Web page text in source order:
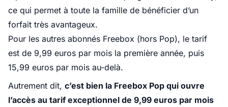
ce qui permet à toute la famille de bénéficier d’un
forfait très avantageux.
Pour les autres abonnés Freebox (hors Pop), le tarif
est de 9,99 euros par mois la première année, puis
15,99 euros par mois au-delà.
Autrement dit, c’est bien la Freebox Pop qui ouvre
l’accès au tarif exceptionnel de 9,99 euros par mois